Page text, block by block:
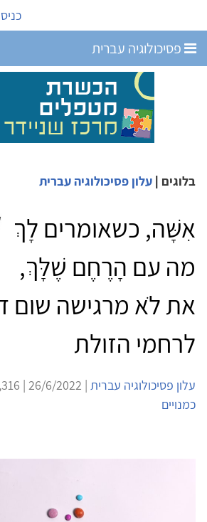
פסיכולוגיה עברית
בלוגים | עלון פסיכולוגיה עברית
אִשָּׁה, כשאומרים לָךְ
מה עם הָרֶחֶם שֶׁלָּךְ,
את לֹא מרגישה שום
לרחמי הזולת
עלון פסיכולוגיה עברית | 26/6/2022 | 5,316 צפיות |
כמנויים